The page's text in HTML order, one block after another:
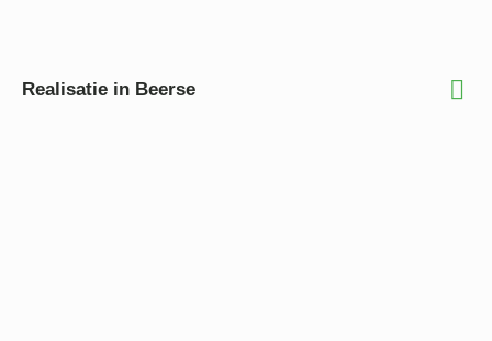
Realisatie in Beerse